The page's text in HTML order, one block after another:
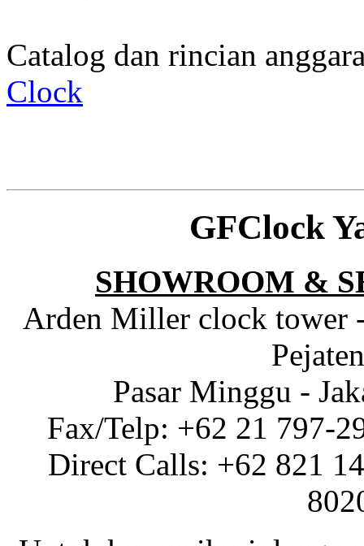
Catalog dan rincian
Clock
GFClock
SHOWROOM &
Arden Miller clock tower
Pasar Minggu -
Fax/Telp: +62 21 797-
Direct Calls: +62 821